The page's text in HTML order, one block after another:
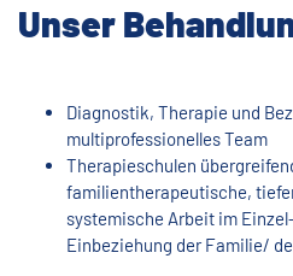
Unser
Diagnostik, Therapie und
multiprofessionelles Team
Therapieschulen
familientherapeutische,
systemische Arbeit im
Einbeziehung der Familie/